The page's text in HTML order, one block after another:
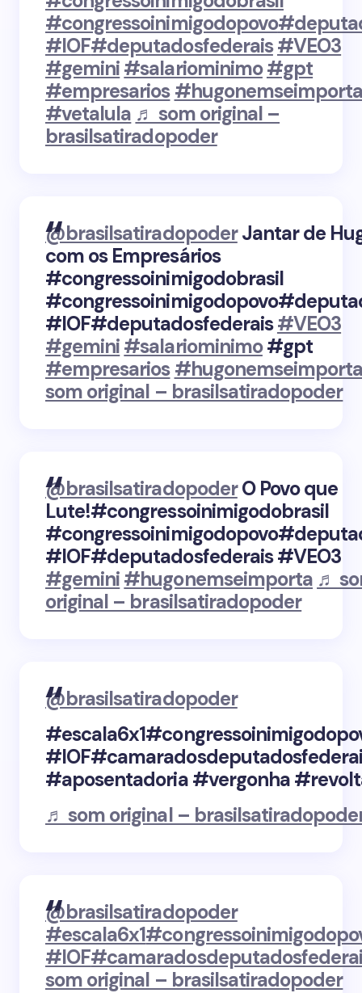
#congressoinimigodopovo
#IOF#deputadosfederais#VEO3
#gemini#salariominimo#gpt
#empresarios
#vetalula ♬ som original –
brasilsatiradopoder
@brasilsatiradopoderJantar de
com os Empresários
#congressoinimigodobrasil
#IOF#deputadosfederais#VEO3
#gemini#salariominimo#gpt
#empresarios
som original – brasilsatiradopoder
@brasilsatiradopoderO Povo que
Lute!#congressoinimigodobrasil
#IOF#deputadosfederais #VEO3
#gemini#hugonemseimporta ♬
original – brasilsatiradopoder
@brasilsatiradopoder
#aposentadoria #vergonha
♬ som original –
@brasilsatiradopoder
#escala6x1
#IOF
som original – brasilsatiradopoder